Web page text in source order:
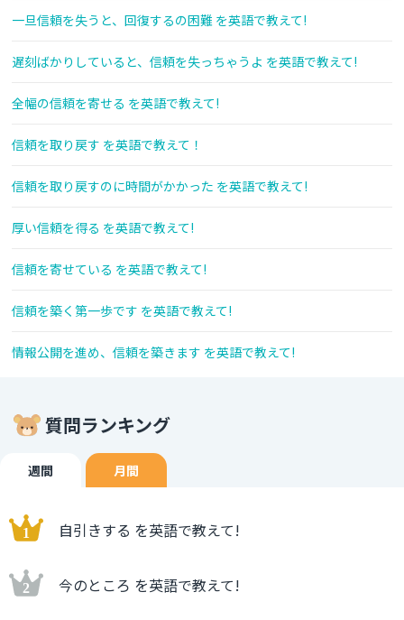
一旦信頼を失うと、回復するの困難 を英語で教えて!
遅刻ばかりしていると、信頼を失っちゃうよ を英語で教えて!
全幅の信頼を寄せる を英語で教えて!
信頼を取り戻す を英語で教えて！
信頼を取り戻すのに時間がかかった を英語で教えて!
厚い信頼を得る を英語で教えて!
信頼を寄せている を英語で教えて!
信頼を築く第一歩です を英語で教えて!
情報公開を進め、信頼を築きます を英語で教えて!
質問ランキング
週間 月間
自引きする を英語で教えて!
今のところ を英語で教えて!